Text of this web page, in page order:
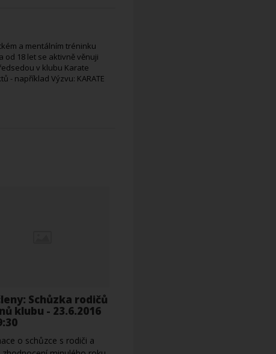
a mentálním tréninku
od 18 let se aktivně věnuji
v klubu Karate
- například Výzvu: KARATE
Schůzka rodičů
klubu - 23.6.2016
o schůzce s rodiči a